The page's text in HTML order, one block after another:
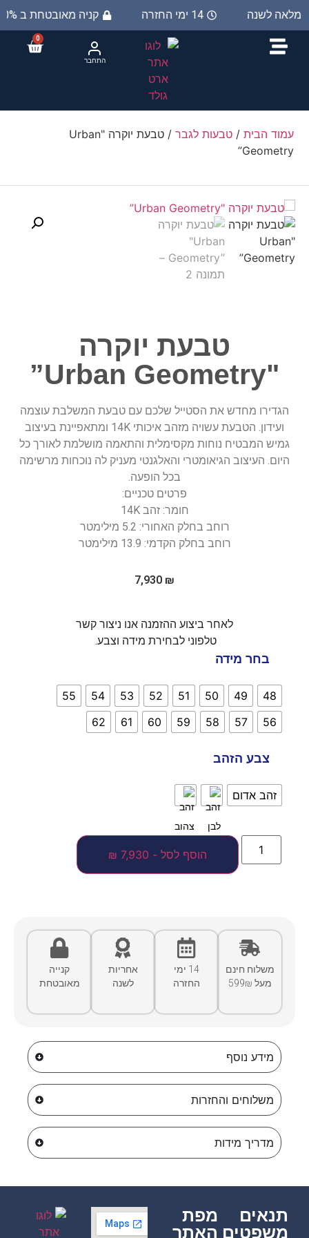
קניה מאובטחת ב 100% 14 ימי החזרה מלאה לשנה
0
התחבר
עמוד הבית / טבעות לגבר
/ טבעת יוקרה "Urban
Geometry”
טבעת יוקרה
"Urban Geometry”
הגדירו מחדש את הסטייל שלכם עם טבעת המשלבת עוצמה
ועידון. הטבעת עשויה מזהב איכותי 14K ומתאפיינת בעיצוב
גמיש המבטיח נוחות מקסימלית והתאמה מושלמת לאורך כל
היום. העיצוב הגיאומטרי והאלגנטי מעניק לה נוכחות מרשימה
בכל הופעה.
פרטים טכניים:
חומר: זהב 14K
רוחב בחלק האחורי: 5.2 מילימטר
רוחב בחלק הקדמי: 13.9 מילימטר
7,930 ₪
לאחר ביצוע ההזמנה אנו ניצור קשר
טלפוני לבחירת מידה וצבע.
בחר מידה
48
49
50
51
52
53
54
55
56
57
58
59
60
61
62
צבע הזהב
זהב אדום
הוסף לסל - 7,930 ₪
קנייה
מאובטחת
אחריות
לשנה
14 ימי
החזרה
משלוח חינם
מעל 599₪
מידע נוסף
משלוחים והחזרות
מדריך מידות
מפת
האתר
תנאים
משפטים